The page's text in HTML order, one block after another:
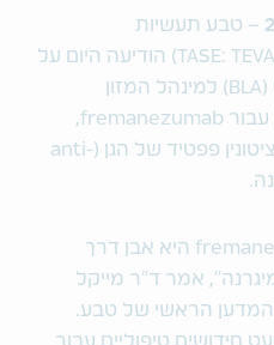
– טבע תעשיות
פרמצבטיות בע"מ (NYSE ו-TASE: TEVA) הודיעה היום על
הגשת בקשה לרישיון ביולוגי (BLA) למינהל המזון
והתרופות האמריקאי (FDA) עבור fremanezumab,
נוגדן חד שבטי הנקשר לקלציטונין פפטיד של הגן (anti-
"הגשת ה-BLA עבורfremanezumab היא אבן דרך
אמר ד"ר מייקל
והמדען הראשי של טבע.